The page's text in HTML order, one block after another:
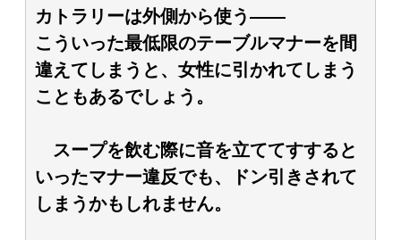
カトラリーは外側から使う――
こういった最低限のテーブルマナーを間
違えてしまうと、女性に引かれてしまう
こともあるでしょう。
スープを飲む際に音を立ててすすると
いったマナー違反でも、ドン引きされて
しまうかもしれません。